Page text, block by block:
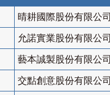
晴耕國際股份有限公司
允諾實業股份有限公司
藝本誠製股份有限公司
交點創意股份有限公司